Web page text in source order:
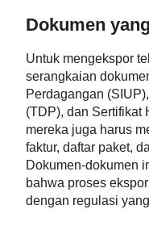
Dokumen
Untuk mengekspor
serangkaian
Perdagangan
(TDP), dan Sertifikat
mereka juga harus
faktur, daftar paket,
Dokumen-dokumen
bahwa proses
dengan regulasi